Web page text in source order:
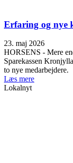
Erfaring og nye
23. maj 2026
HORSENS - Mere
Sparekassen
to nye medarbejdere.
Læs mere
Lokalnyt